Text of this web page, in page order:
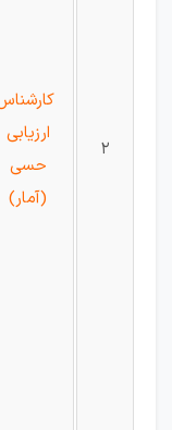
2
ارزیابی
حسی
(آمار)